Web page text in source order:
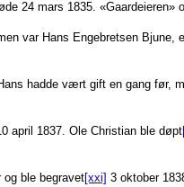
24 mars 1835.
var Hans Engebretsen
hadde vært gift en gang før,
april 1837. Ole Christian ble døpt
ble begravet[xxi] 3 oktober